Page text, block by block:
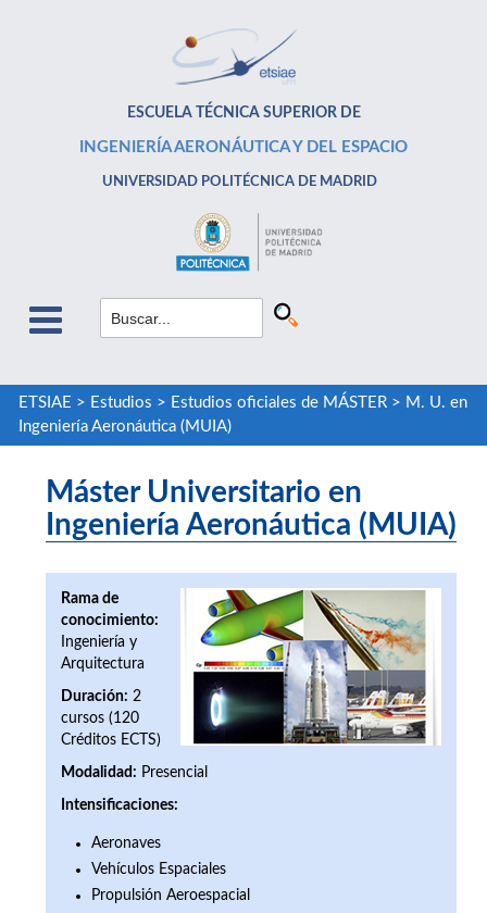
ESCUELA TÉCNICA SUPERIOR DE
INGENIERÍA AERONÁUTICA Y DEL ESPACIO
UNIVERSIDAD POLITÉCNICA DE MADRID
ETSIAE > Estudios > Estudios oficiales de MÁSTER> M. U. en
Ingeniería Aeronáutica (MUIA)
Máster Universitario en
Ingeniería Aeronáutica (MUIA)
Rama de
conocimiento:
Ingeniería y
Arquitectura
Duración: 2
cursos (120
Créditos ECTS)
Modalidad: Presencial
Intensificaciones:
Aeronaves
Vehículos Espaciales
Propulsión Aeroespacial